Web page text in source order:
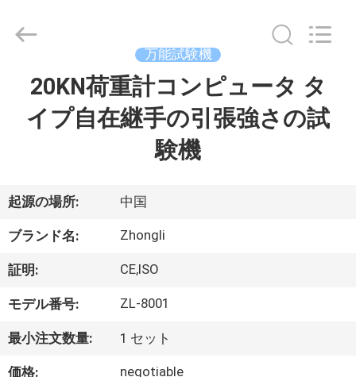
ダ
ク
ト
ビ
Dongguan
Zhongli
Reserved.
万能試験機
20KN荷重計コンピュータ タ
イプ自在継手の引張強さの試
験機
起源の場所: 中国
ブランド名: Zhongli
証明: CE,ISO
モデル番号: ZL-8001
最小注文数量: 1 セット
価格: negotiable